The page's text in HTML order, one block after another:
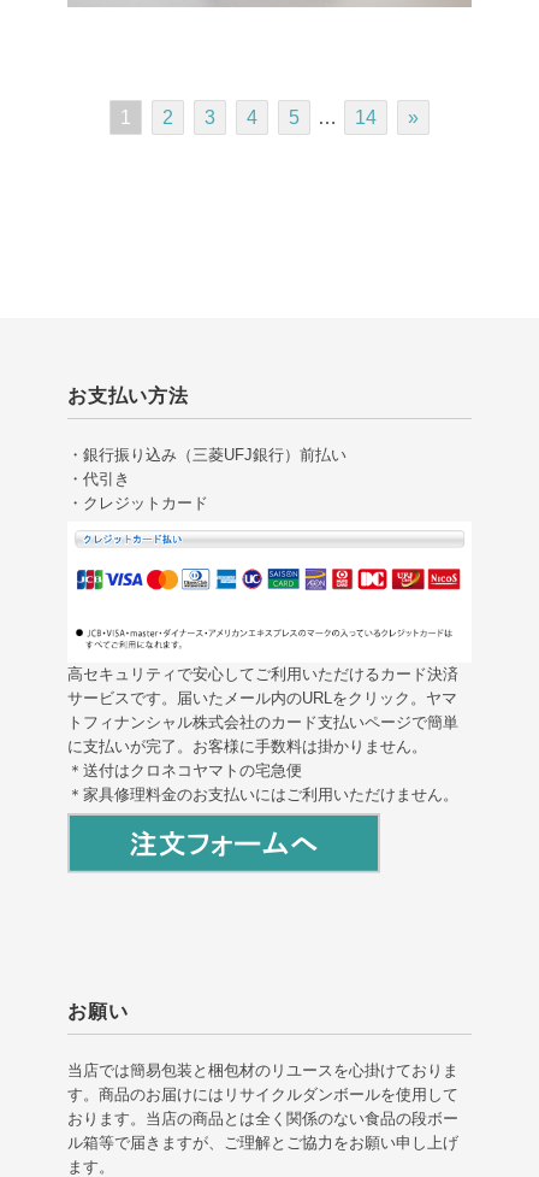
1 2 3 4 5 … 14 »
お支払い方法
・銀行振り込み（三菱UFJ銀行）前払い
・代引き
・クレジットカード
高セキュリティで安心してご利用いただけるカード決済
サービスです。届いたメール内のURLをクリック。ヤマ
トフィナンシャル株式会社のカード支払いページで簡単
に支払いが完了。お客様に手数料は掛かりません。
＊送付はクロネコヤマトの宅急便
＊家具修理料金のお支払いにはご利用いただけません。
お願い
当店では簡易包装と梱包材のリユースを心掛けておりま
す。商品のお届けにはリサイクルダンボールを使用して
おります。当店の商品とは全く関係のない食品の段ボー
ル箱等で届きますが、ご理解とご協力をお願い申し上げ
ます。